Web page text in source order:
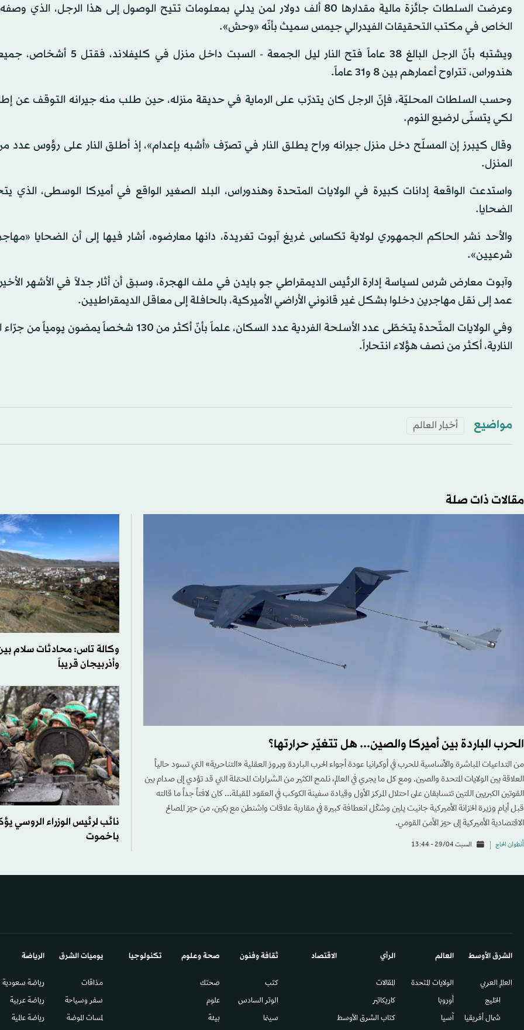
وعرضت السلطات جائزة مالية مقدارها 80 ألف دولار لمن يدلي بمعلومات تتيح الوصول إلى هذا الرجل، الذي
الخاص في مكتب التحقيقات الفيدرالي جيمس سميث بأنّه «وحش».
ويشتبه بأنّ الرجل البالغ 38 عاماً فتح النار ليل الجمعة - السبت داخل
هندوراس، تتراوح أعمارهم بين 8 و31 عاماً.
وحسب السلطات المحليّة، فإنّ الرجل كان يتدرّب على الرماية في حديقة منزله، حين طلب منه جيرانه التوقف عن
لكي يتسنّى لرضيع النوم.
وقال كيبرز إن المسلّح دخل منزل جيرانه وراح يطلق النار في تصرّف «أشبه بإعدام»، إذ أطلق النار على رؤوس عدد
المنزل.
واستدعت الواقعة إدانات كبيرة في الولايات المتحدة وهندوراس، البلد الصغير الواقع في أميركا الوسطى، الذي
الضحايا.
والأحد نشر الحاكم الجمهوري لولاية تكساس غريغ آبوت تغريدة، دانها معارضوه، أشار فيها إلى أن الضحايا
شرعيين».
وآبوت معارض شرس لسياسة إدارة الرئيس الديمقراطي جو بايدن في ملف الهجرة، وسبق أن أثار جدلاً في الأشهر
عمد إلى نقل مهاجرين دخلوا بشكل غير قانوني الأراضي الأميركية، بالحافلة إلى معاقل الديمقراطيين.
وفي الولايات المتّحدة يتخطّى عدد الأسلحة الفردية عدد السكان، علماً بأنّ أكثر من 130 شخصاً
النارية، أكثر من نصف هؤلاء انتحاراً.
مواضيع أخبار العالم
مقالات ذات صلة
الحرب الباردة بين أميركا والصين... هل تتغيّر حرارتها؟
من التداعيات المباشرة والأساسية للحرب في أوكرانيا عودة أجواء الحرب الباردة وبروز العقلية «التناحرية» التي تسود حالياً
العلاقة بين الولايات المتحدة والصين. ومع كل ما يجري في العالم، نلمح الكثير من الشرارات المحتملة التي قد تؤدي إلى صدام بين
القوتين الكبريين اللتين تتسابقان على احتلال المركز الأول وقيادة سفينة الكوكب في العقود المقبلة... كان لافتاً جداً ما قالته
قبل أيام وزيرة الخزانة الأميركية جانيت يلين وشكّل انعطافة كبيرة في مقاربة علاقات واشنطن مع بكين، من حيّز المصالح
الاقتصادية الأميركية إلى حيّز الأمن القومي.
أنطوان الحاج السبت 29/04 - 13:44
وكالة تاس: محادثات سلام بين
وأذربيجان قريباً
نائب لرئيس الوزراء الروسي
باخموت
الشرق الأوسط​
العالم العربي
الخليج
شمال أفريقيا
العالم
الولايات المتحدة
أوروبا
آسيا
الرأي
المقالات
كاريكاتير
كتاب الشرق الأوسط
الاقتصاد ثقافة وفنون
كتب
الوتر السادس​
سينما
صحة وعلوم
صحتك
علوم
بيئة
تكنولوجيا يوميات الشرق​
مذاقات
سفر وسياحة
لمسات الموضة
الرياضة
رياضة سعودية
رياضة عربية
رياضة عالمية